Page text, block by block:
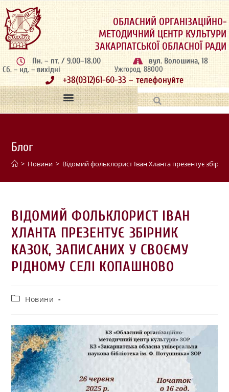
ОБЛАСНИЙ ОРГАНІЗАЦІЙНО-
МЕТОДИЧНИЙ ЦЕНТР КУЛЬТУРИ
ЗАКАРПАТСЬКОЇ ОБЛАСНОЇ РАДИ
Пн. – пт. / 9.00–18.00
Сб. – нд. – вихідні
вул. Волошина, 18
Ужгород, 88000
+38(0312)61-60-33 – телефонуйте
Блог
> Новини > Відомий фольклорист Іван Хланта презентує
ВІДОМИЙ ФОЛЬКЛОРИСТ ІВАН
ХЛАНТА ПРЕЗЕНТУЄ ЗБІРНИК
КАЗОК, ЗАПИСАНИХ У СВОЄМУ
РІДНОМУ СЕЛІ КОПАШНОВО
Новини